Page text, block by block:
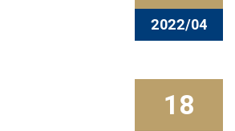
2022/04
18